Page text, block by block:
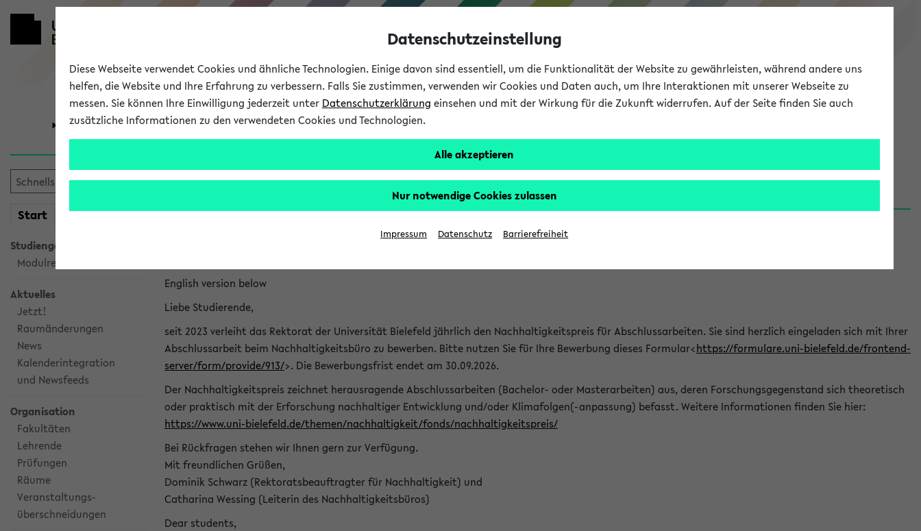
eKVV
Universität Forschung Studium
Start meineKVV
Studiengangsauswahl
Modulrecherche
Aktuelles
Jetzt!
Raumänderungen
News
Kalenderintegration
und Newsfeeds
Organisation
Fakultäten
Lehrende
Prüfungen
Räume
Veranstaltungs-
überschneidungen
eKVV News
Nachhaltigkeitspreis 2026: Bewerbungsphase gestartet (06.08.26)
English version below
Liebe Studierende,
seit 2023 verleiht das Rektorat der Universität Bielefeld jährlich den Nachhaltigkeitspreis für Abschlussarbeiten. Sie sind herzlich eingeladen sich mit Ihrer
Abschlussarbeit beim Nachhaltigkeitsbüro zu bewerben. Bitte nutzen Sie für Ihre Bewerbung dieses Formular<https://formulare.uni-bielefeld.de/frontend-
server/form/provide/913/>. Die Bewerbungsfrist endet am 30.09.2026.
Der Nachhaltigkeitspreis zeichnet herausragende Abschlussarbeiten (Bachelor- oder Masterarbeiten) aus, deren Forschungsgegenstand sich theoretisch
oder praktisch mit der Erforschung nachhaltiger Entwicklung und/oder Klimafolgen(-anpassung) befasst. Weitere Informationen finden Sie hier:
https://www.uni-bielefeld.de/themen/nachhaltigkeit/fonds/nachhaltigkeitspreis/
Bei Rückfragen stehen wir Ihnen gern zur Verfügung.
Mit freundlichen Grüßen,
Dominik Schwarz (Rektoratsbeauftragter für Nachhaltigkeit) und
Catharina Wessing (Leiterin des Nachhaltigkeitsbüros)
Dear students,
Datenschutzeinstellung
Diese Webseite verwendet Cookies und ähnliche Technologien. Einige davon sind essentiell, um die Funktionalität der Website zu gewährleisten, während andere uns
helfen, die Website und Ihre Erfahrung zu verbessern. Falls Sie zustimmen, verwenden wir Cookies und Daten auch, um Ihre Interaktionen mit unserer Webseite zu
messen. Sie können Ihre Einwilligung jederzeit unter Datenschutzerklärung einsehen und mit der Wirkung für die Zukunft widerrufen. Auf der Seite finden Sie auch
zusätzliche Informationen zu den verwendeten Cookies und Technologien.
Alle akzeptieren
Nur notwendige Cookies zulassen
Impressum Datenschutz Barrierefreiheit